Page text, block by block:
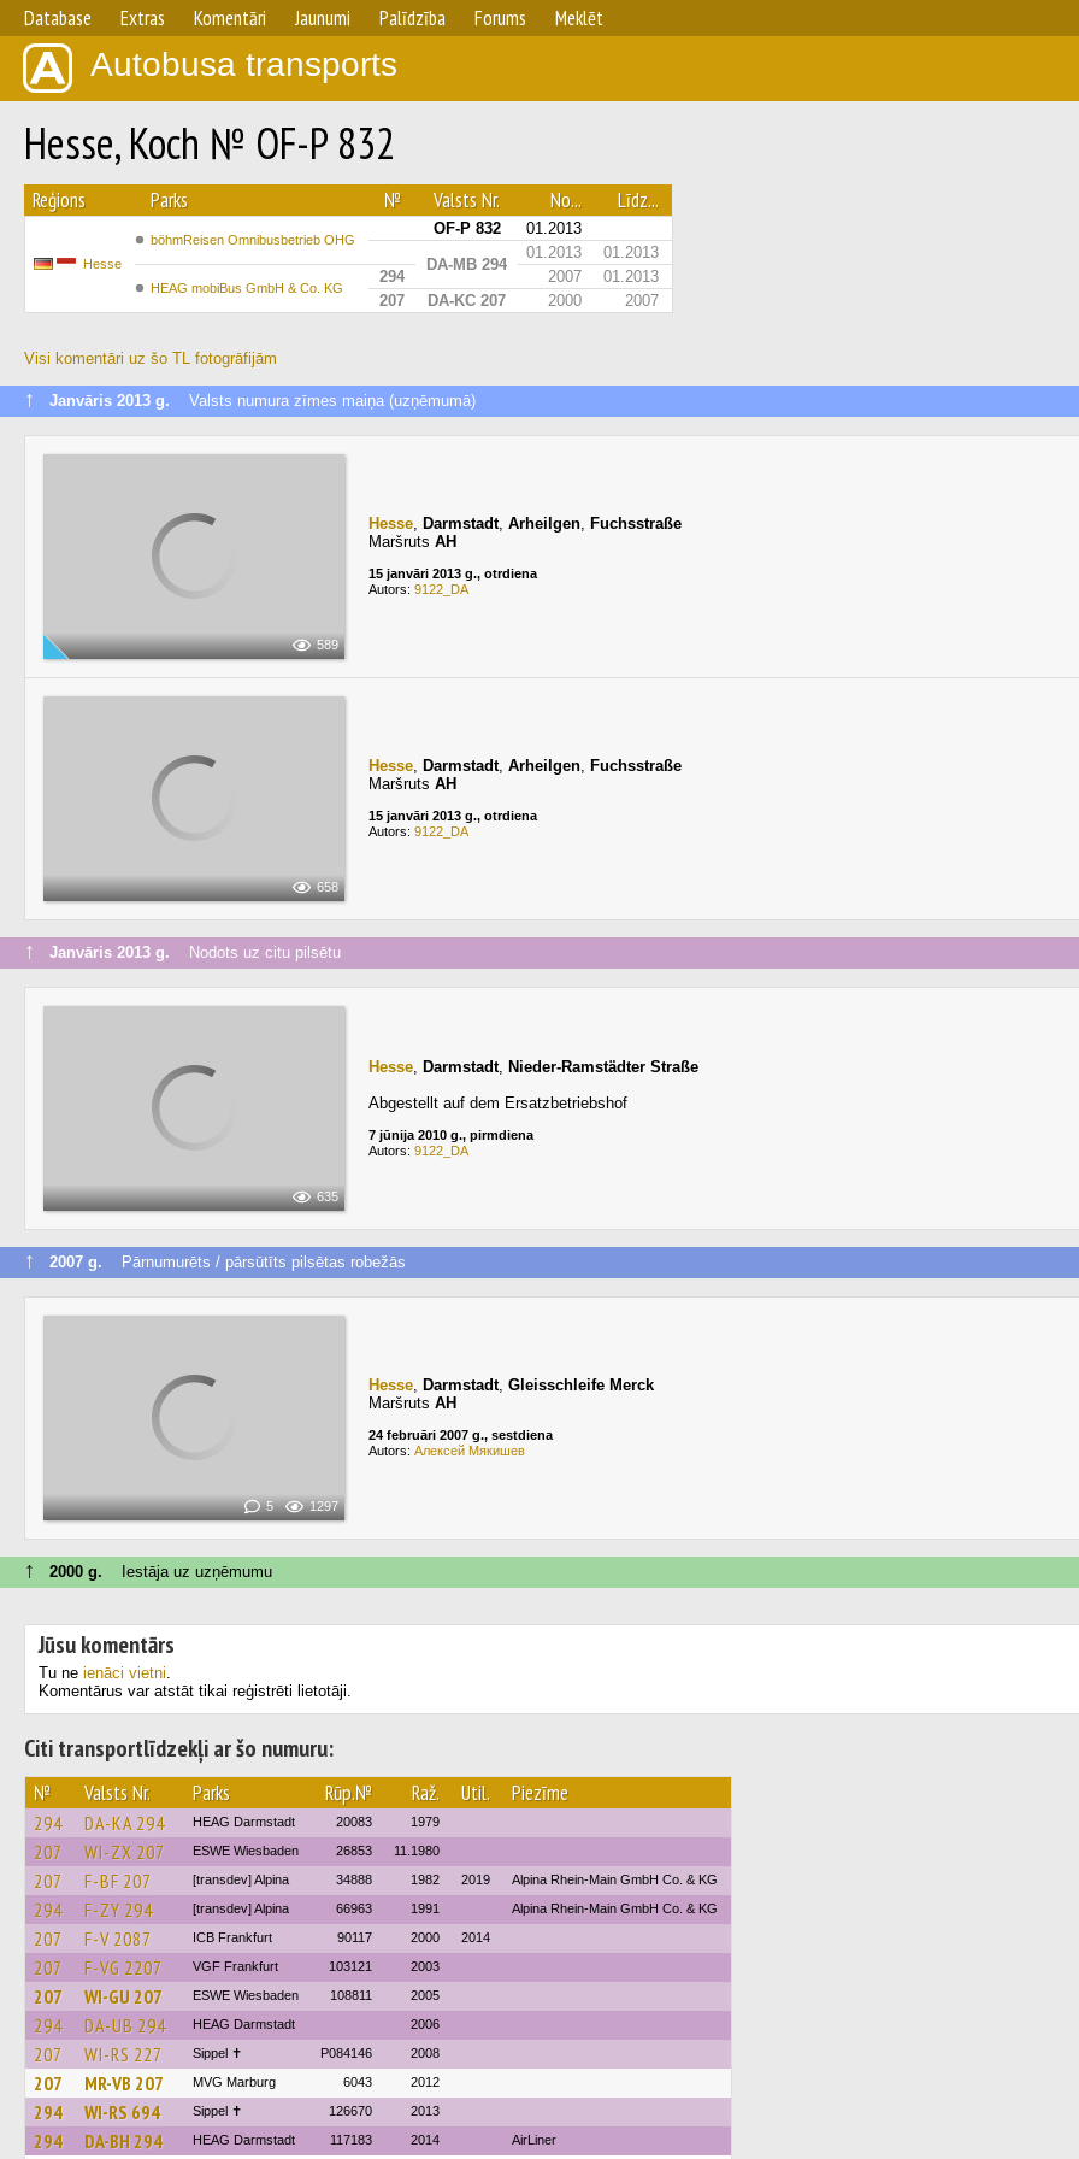
Database Extras Komentāri Jaunumi Palīdzība Forums Meklēt
Autobusa transports
Hesse, Koch № OF-P 832
Reģions Parks № Valsts Nr. No... Līdz...
Hesse
böhmReisen Omnibusbetrieb OHG
OF-P 832
01.2013
DA-MB 294
01.2013 01.2013
HEAG mobiBus GmbH & Co. KG
294 2007
01.2013
207
DA-KC 207 2000 2007
Visi komentāri uz šo TL fotogrāfijām
↑ Janvāris 2013 g. Valsts numura zīmes maiņa (uzņēmumā)
589
Hesse, Darmstadt, Arheilgen, Fuchsstraße
Maršruts AH
15 janvāri 2013 g., otrdiena
Autors: 9122_DA
658
Hesse, Darmstadt, Arheilgen, Fuchsstraße
Maršruts AH
15 janvāri 2013 g., otrdiena
Autors: 9122_DA
↑ Janvāris 2013 g. Nodots uz citu pilsētu
635
Hesse, Darmstadt, Nieder-Ramstädter Straße
Abgestellt auf dem Ersatzbetriebshof
7 jūnija 2010 g., pirmdiena
Autors: 9122_DA
↑ 2007 g. Pārnumurēts / pārsūtīts pilsētas robežās
5 1297
Hesse, Darmstadt, Gleisschleife Merck
Maršruts AH
24 februāri 2007 g., sestdiena
Autors: Алексей Мякишев
↑ 2000 g. Iestāja uz uzņēmumu
Jūsu komentārs
Tu ne ienāci vietni.
Komentārus var atstāt tikai reģistrēti lietotāji.
Citi transportlīdzekļi ar šo numuru:
№ Valsts Nr. Parks Rūp.№ Raž. Util. Piezīme
294 DA-KA 294 HEAG Darmstadt 20083 1979
207 WI-ZX 207 ESWE Wiesbaden 26853 11.1980
207 F-BF 207 [transdev] Alpina 34888 1982 2019 Alpina Rhein-Main GmbH Co. & KG
294 F-ZY 294 [transdev] Alpina 66963 1991 Alpina Rhein-Main GmbH Co. & KG
207 F-V 2087 ICB Frankfurt 90117 2000 2014
207 F-VG 2207 VGF Frankfurt 103121 2003
207 WI-GU 207 ESWE Wiesbaden 108811 2005
294 DA-UB 294 HEAG Darmstadt 2006
207 WI-RS 227 Sippel ✝︎ P084146 2008
207 MR-VB 207 MVG Marburg 6043 2012
294 WI-RS 694 Sippel ✝︎ 126670 2013
294 DA-BH 294 HEAG Darmstadt 117183 2014 AirLiner